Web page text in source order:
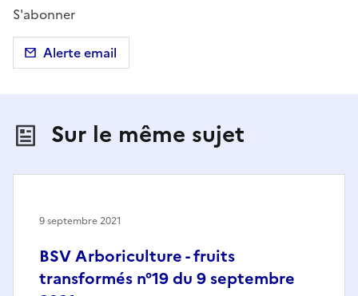
S'abonner
Alerte email
Sur le même sujet
BSV Arboriculture - fruits
transformés n°19 du 9 septembre
9 septembre 2021